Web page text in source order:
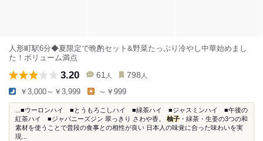
人形町駅6分◆夏限定で晩酌セット&野菜たっぷり冷やし中華始めまし
た！ボリューム満点
3.20 61 人 798 人
￥3,000～￥3,999 ～￥999
...■ウーロンハイ ■とうもろこしハイ ■緑茶ハイ ■ジャスミンハイ ■午後の
紅茶ハイ ■ジャパニーズジン 翠っきり さわや香。 柚子 ・緑茶・生姜の3つの和
素材を使うことで普段の食事との相性が良い 日本人の味覚に合った味わいを実
現...